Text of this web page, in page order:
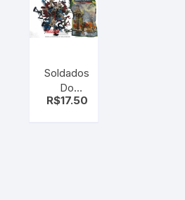
Soldados
Do
Exército
R$17.50